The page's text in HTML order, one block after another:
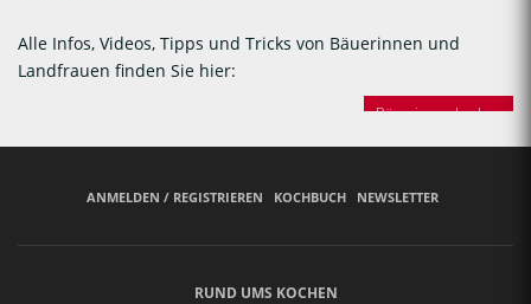
Alle Infos, Videos, Tipps und Tricks von Bäuerinnen und
Landfrauen finden Sie hier:
Bäuerinnen backen
ANMELDEN / REGISTRIEREN KOCHBUCH NEWSLETTER
RUND UMS KOCHEN